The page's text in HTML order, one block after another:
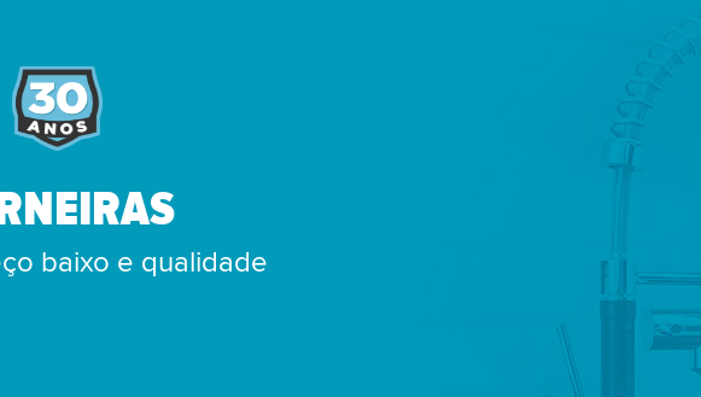
baixo e qualidade